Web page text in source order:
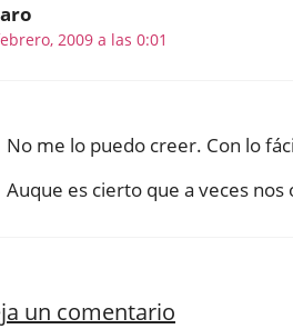
2009 a las 0:01
No me lo puedo creer. Con lo
Auque es cierto que a veces
un comentario